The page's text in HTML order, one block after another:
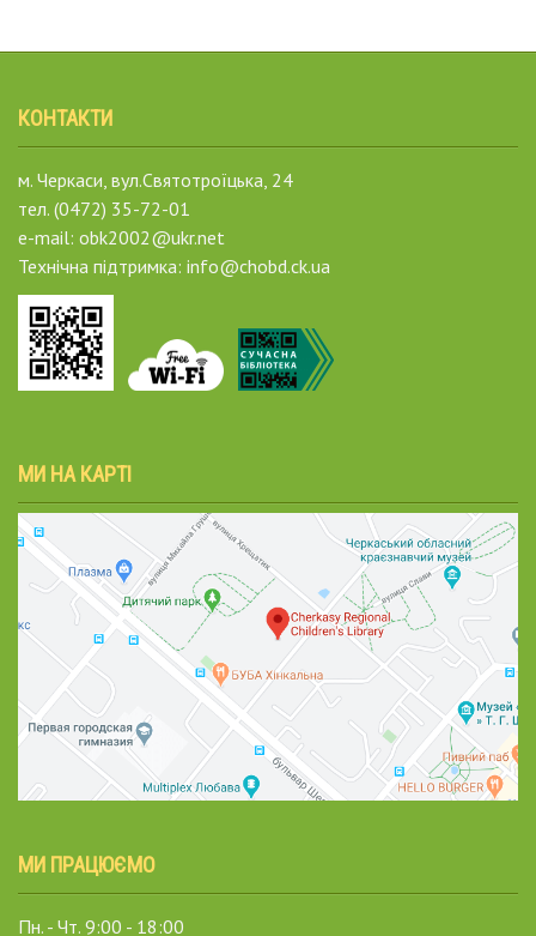
КОНТАКТИ
м. Черкаси, вул.Святотроїцька, 24
тел. (0472) 35-72-01
e-mail: obk2002@ukr.net
Технічна підтримка: info@chobd.ck.ua
МИ НА КАРТІ
МИ ПРАЦЮЄМО
Пн. - Чт. 9:00 - 18:00